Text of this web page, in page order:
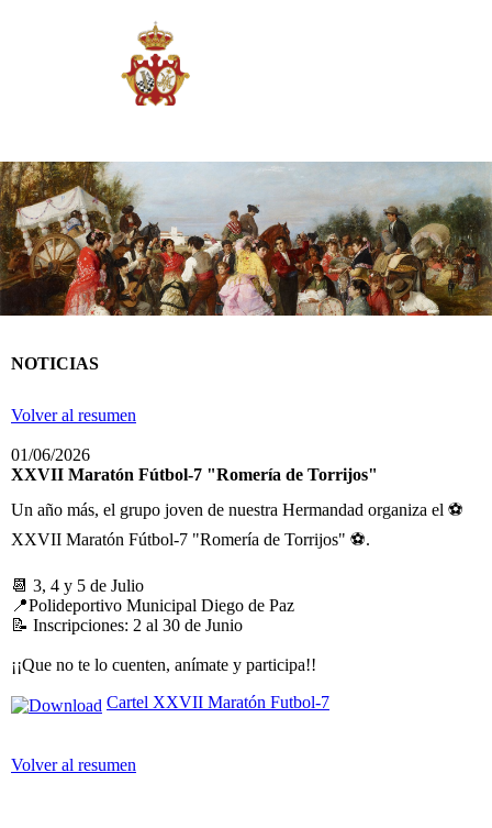
NOTICIAS
Volver al resumen
01/06/2026
XXVII Maratón Fútbol-7 "Romería de Torrijos"
Un año más, el grupo joven de nuestra Hermandad organiza el ⚽
XXVII Maratón Fútbol-7 "Romería de Torrijos" ⚽.
📆 3, 4 y 5 de Julio
📍Polideportivo Municipal Diego de Paz
📝 Inscripciones: 2 al 30 de Junio
¡¡Que no te lo cuenten, anímate y participa!!
Cartel XXVII Maratón Futbol-7
Volver al resumen